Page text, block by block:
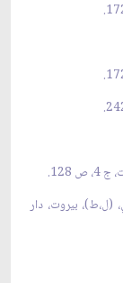
(ل،ط)، بيروت، دار